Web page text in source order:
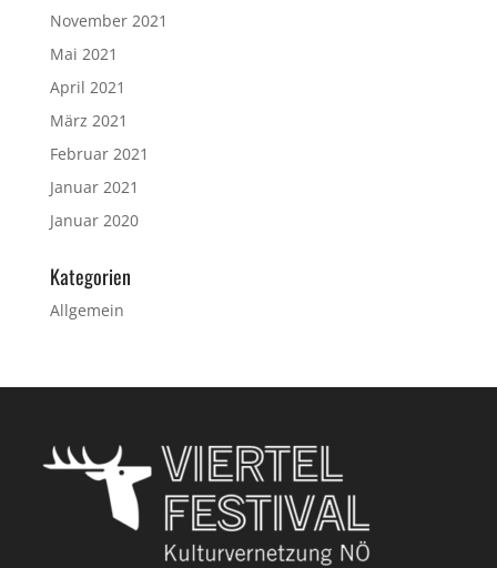
November 2021
Mai 2021
April 2021
März 2021
Februar 2021
Januar 2021
Januar 2020
Kategorien
Allgemein